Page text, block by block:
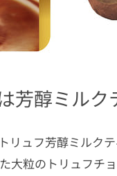
芳醇ミルク
リュフ芳醇ミルク
粒のトリュフチョ